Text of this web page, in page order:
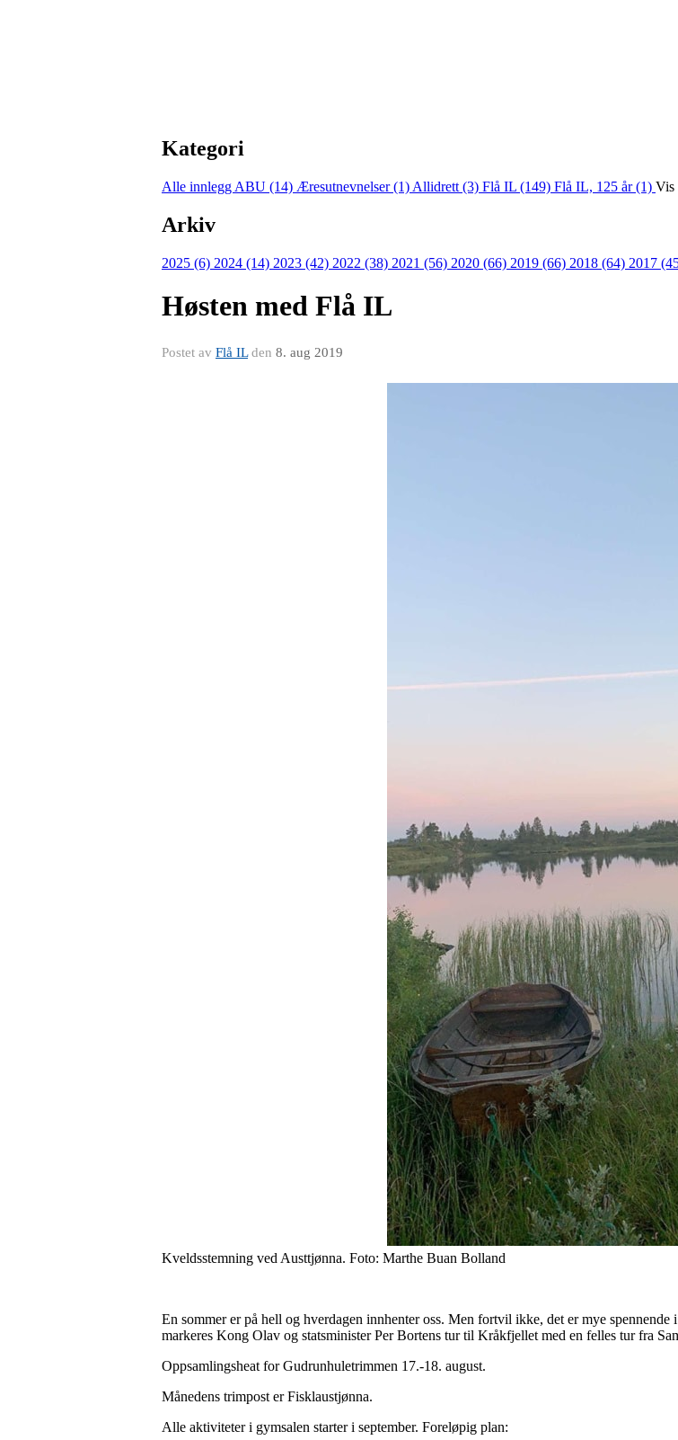
Kategori
Alle innlegg ABU (14) Æresutnevnelser (1) Allidrett (3) Flå IL (149) Flå IL, 125 år (1) Vis
Arkiv
2025 (6) 2024 (14) 2023 (42) 2022 (38) 2021 (56) 2020 (66) 2019 (66) 2018 (64) 2017
Høsten med Flå IL
Postet av Flå ILden 8. aug 2019
Kveldsstemning ved Austtjønna. Foto: Marthe Buan Bolland
En sommer er på hell og hverdagen innhenter oss. Men fortvil ikke, det er mye
markeres Kong Olav og statsminister Per Bortens tur til Kråkfjellet med en felles tur fra
Oppsamlingsheat for Gudrunhuletrimmen 17.-18. august.
Månedens trimpost er Fisklaustjønna.
Alle aktiviteter i gymsalen starter i september. Foreløpig plan: